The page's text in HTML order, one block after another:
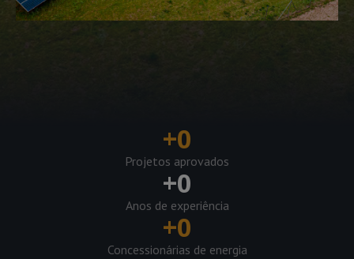
+0
Projetos aprovados
+0
Anos de experiência
+0
Concessionárias de energia